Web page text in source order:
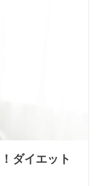
ダイエット